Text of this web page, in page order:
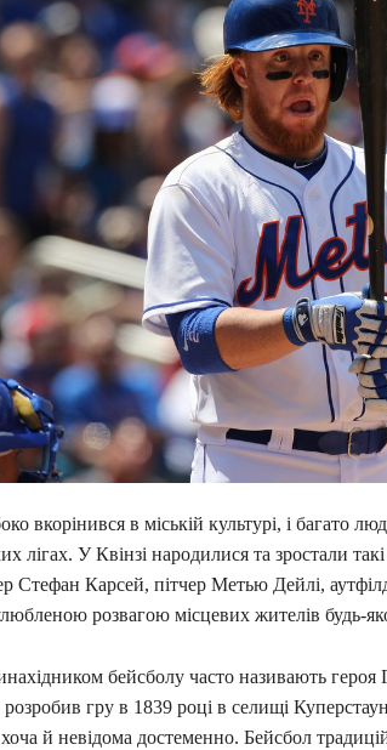
вкорінився в міській культурі, і багато
лігах. У Квінзі народилися та зростали
Стефан Карсей, пітчер Метью Дейлі,
розвагою місцевих жителів будь-
бейсболу часто називають
розробив гру в 1839 році в селищі
й невідома достеменно. Бейсбол